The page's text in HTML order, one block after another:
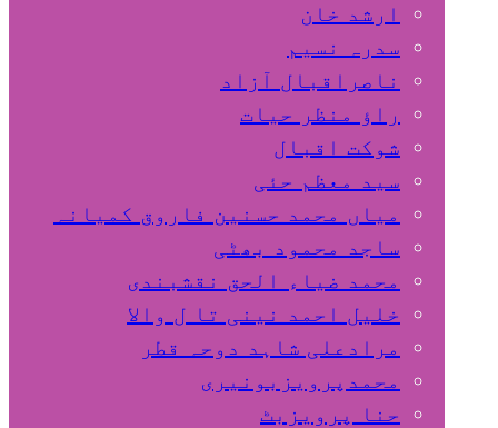
ارشد خان
سدرہ نسیم
ناصراقبال آزاد
راؤ منظر حیات
شوکت اقبال
سید معظم حئی
میاں محمد حسنین فاروق کمیانہ
ساجد محمود بھٹی
محمد ضیاء الحق نقشبندی
خلیل احمد نینی تا ل والا
مرادعلی شاہد دوحہ قطر
محمدپرویزبونیری
حنا پرویزبٹ